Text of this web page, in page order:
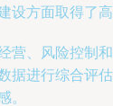
设方面取得了
营、风险控制
据进行综合评
。